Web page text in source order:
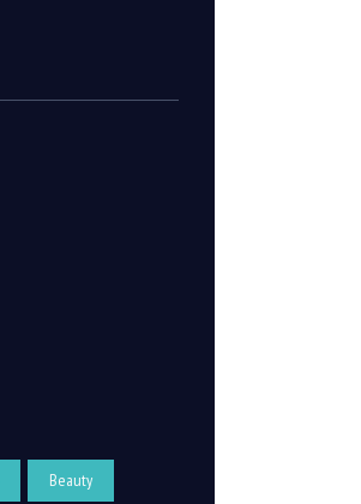
Beauty